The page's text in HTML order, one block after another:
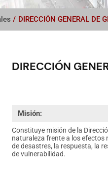
/ DIRECCIÓN GENERAL DE
DIRECCIÓN
Misión:
Constituye misión de la
naturaleza frente a los efectos
de desastres, la respuesta, la
de vulnerabilidad.